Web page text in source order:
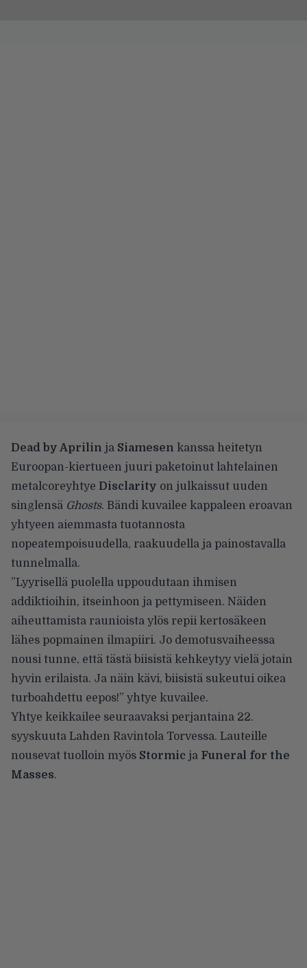
Dead by Aprilin ja Siamesen kanssa heitetyn
Euroopan-kiertueen juuri paketoinut lahtelainen
metalcoreyhtye Disclarity on julkaissut uuden
singlensä Ghosts. Bändi kuvailee kappaleen eroavan
yhtyeen aiemmasta tuotannosta
nopeatempoisuudella, raakuudella ja painostavalla
tunnelmalla.
”Lyyrisellä puolella uppoudutaan ihmisen
addiktioihin, itseinhoon ja pettymiseen. Näiden
aiheuttamista raunioista ylös repii kertosäkeen
lähes popmainen ilmapiiri. Jo demotusvaiheessa
nousi tunne, että tästä biisistä kehkeytyy vielä jotain
hyvin erilaista. Ja näin kävi, biisistä sukeutui oikea
turboahdettu eepos!” yhtye kuvailee.
Yhtye keikkailee seuraavaksi perjantaina 22.
syyskuuta Lahden Ravintola Torvessa. Lauteille
nousevat tuolloin myös Stormic ja Funeral for the
Masses.